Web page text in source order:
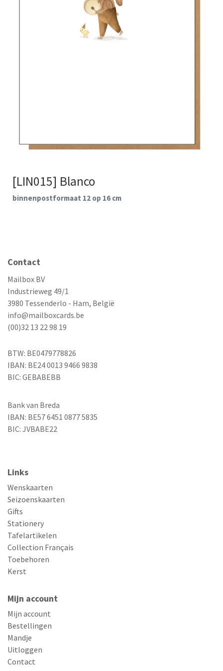
[LIN015] Blanco
binnenpostformaat 12 op 16 cm
Contact
Mailbox BV
Industrieweg 49/1
3980 Tessenderlo - Ham, België
info@mailboxcards.be
(00)32 13 22 98 19
BTW: BE0479778826
IBAN: BE24 0013 9466 9838
BIC: GEBABEBB
Bank van Breda
IBAN: BE57 6451 0877 5835
BIC: JVBABE22
Links
Wenskaarten
Seizoenskaarten
Gifts
Stationery
Tafelartikelen
Collection Français
Toebehoren
Kerst
Mijn account
Mijn account
Bestellingen
Mandje
Uitloggen
Contact